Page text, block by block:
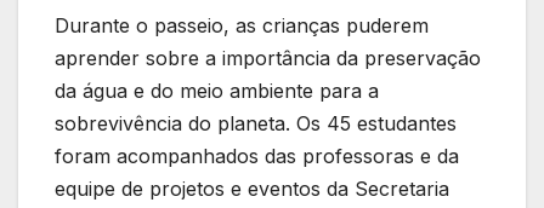
Durante o passeio, as crianças puderem
aprender sobre a importância da preservação
da água e do meio ambiente para a
sobrevivência do planeta. Os 45 estudantes
foram acompanhados das professoras e da
equipe de projetos e eventos da Secretaria